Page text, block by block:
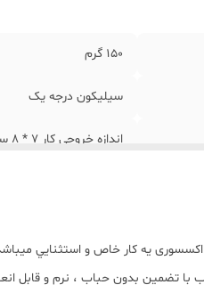
150 گرم
سیلیکون درجه یک
اندازه خروجی کار 7 * 8 سانت
يه کار خاص و استثنايي
تضمين بدون حباب ، نرم و قابل